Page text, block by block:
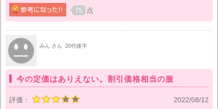
75 点
みん さん 20代後半
今の定価はありえない。割引価格相当の服
評価：
2022/08/12